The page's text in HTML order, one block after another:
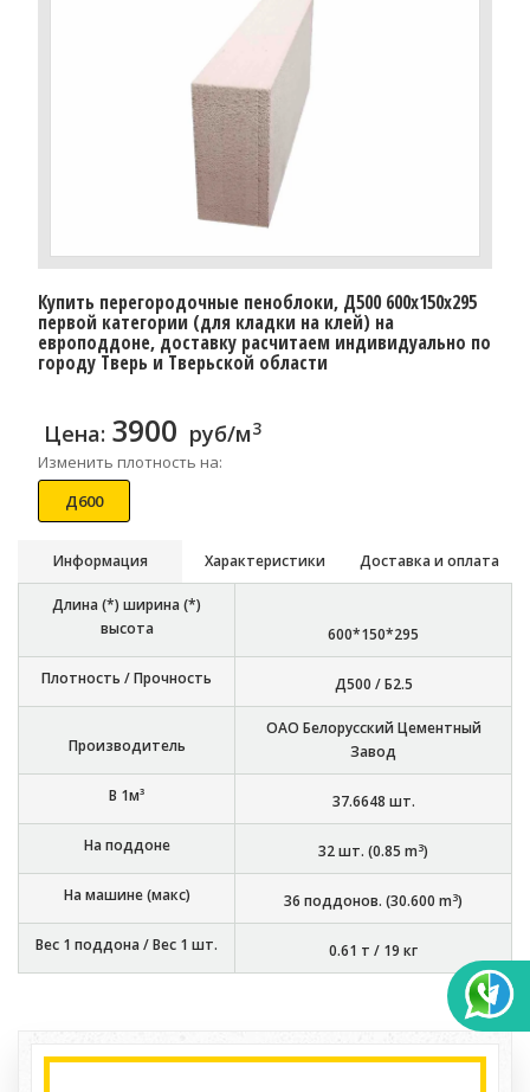
Купить перегородочные пеноблоки, Д500 600x150x295
первой категории (для кладки на клей) на
европоддоне, доставку расчитаем индивидуально по
городу Тверь и Тверьской области
Цена: 3900 руб/м3
Изменить плотность на:
Д600
Информация Характеристики Доставка и оплата
Длина (*) ширина (*)
высота
600*150*295
Плотность / Прочность Д500 / Б2.5
Производитель
ОАО Белорусский Цементный
Завод
В 1м³ 37.6648 шт.
На поддоне 32шт. (0.85 m3)
На машине (макс) 36 поддонов. (30.600 m3)
Вес 1 поддона / Вес 1 шт. 0.61 т / 19 кг